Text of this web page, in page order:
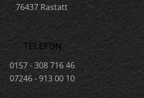
76437 Rastatt
TELEFON
0157 - 308 716 46
07246 - 913 00 10